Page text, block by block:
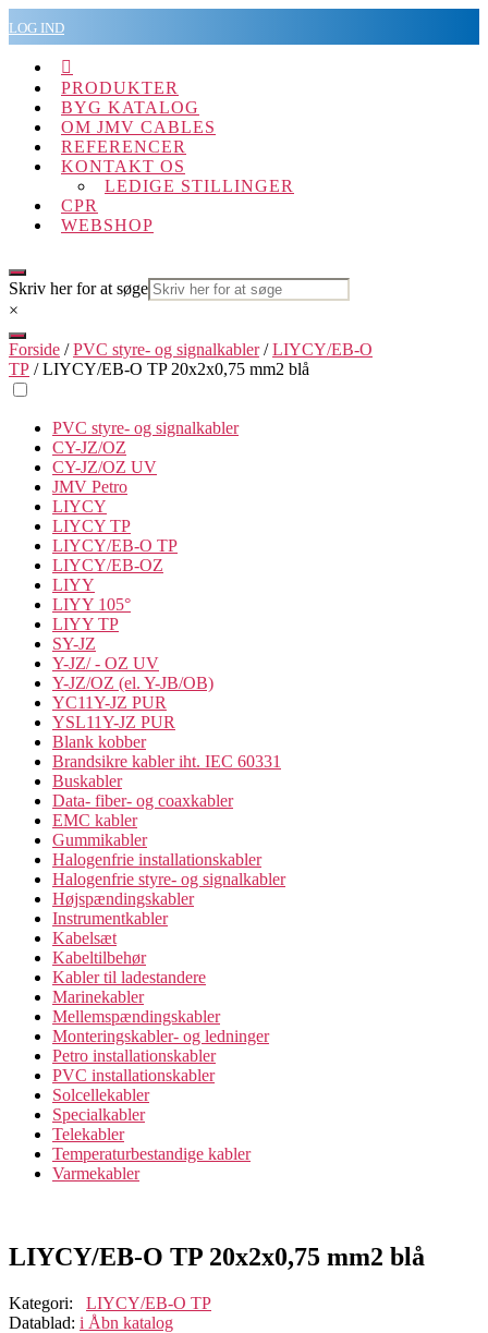
til
indholdet
LOG IND

PRODUKTER
BYG KATALOG
OM JMV CABLES
REFERENCER
KONTAKT OS
LEDIGE STILLINGER
CPR
WEBSHOP
Skriv her for at søge
×
Forside /PVC styre- og signalkabler/LIYCY/EB-O
TP / LIYCY/EB-O TP 20x2x0,75 mm2 blå
PVC styre- og signalkabler
CY-JZ/OZ
CY-JZ/OZ UV
JMV Petro
LIYCY
LIYCY TP
LIYCY/EB-O TP
LIYCY/EB-OZ
LIYY
LIYY 105°
LIYY TP
SY-JZ
Y-JZ/ - OZ UV
Y-JZ/OZ (el. Y-JB/OB)
YC11Y-JZ PUR
YSL11Y-JZ PUR
Blank kobber
Brandsikre kabler iht. IEC 60331
Buskabler
Data- fiber- og coaxkabler
EMC kabler
Gummikabler
Halogenfrie installationskabler
Halogenfrie styre- og signalkabler
Højspændingskabler
Instrumentkabler
Kabelsæt
Kabeltilbehør
Kabler til ladestandere
Marinekabler
Mellemspændingskabler
Monteringskabler- og ledninger
Petro installationskabler
PVC installationskabler
Solcellekabler
Specialkabler
Telekabler
Temperaturbestandige kabler
Varmekabler
LIYCY/EB-O TP 20x2x0,75 mm2 blå
Kategori: LIYCY/EB-O TP
Datablad: i Åbn katalog